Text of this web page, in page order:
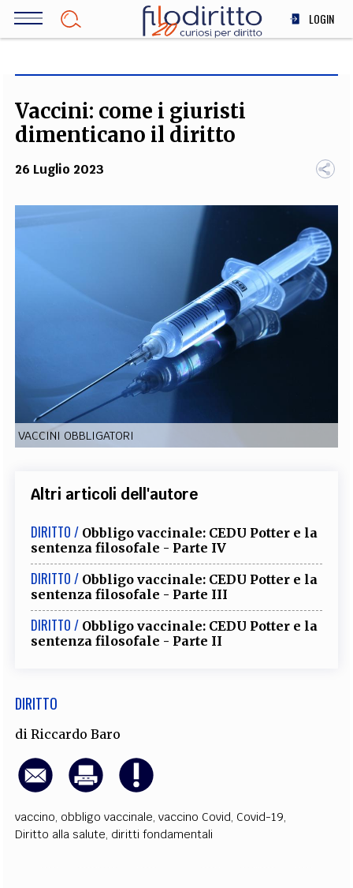
Salta
LOGIN
SOCIETÀ
MEDICINA
TEAM
REDAZIONE COMITATO SCIENTIFICO AUTORI CURATORI
PARTNER COLLABORA CON NOI
EXTRA
CODICI RUBRICHE LIBRI PROCEEDINGS
SOCIAL MEDIA
Vaccini: come i giuristi
dimenticano il diritto
26 Luglio 2023
VACCINI OBBLIGATORI
Altri articoli dell'autore
DIRITTO / Obbligo vaccinale: CEDU Potter e la
sentenza filosofale - Parte IV
DIRITTO / Obbligo vaccinale: CEDU Potter e la
sentenza filosofale - Parte III
DIRITTO / Obbligo vaccinale: CEDU Potter e la
sentenza filosofale - Parte II
DIRITTO
diRiccardo Baro
vaccino, obbligo vaccinale,vaccino Covid, Covid-19,
Diritto alla salute, diritti fondamentali